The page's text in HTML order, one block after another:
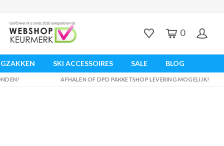
0
SKI ACCESSOIRES SALE BLOG
AFHALEN OF DPD PAKKETSHOP LEVERING MOGELIJK!